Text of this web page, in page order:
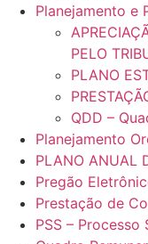
Planejamento e
PELO
PLANO
QDD –
Planejamento
PLANO ANUAL
Pregão
Prestação de
PSS –